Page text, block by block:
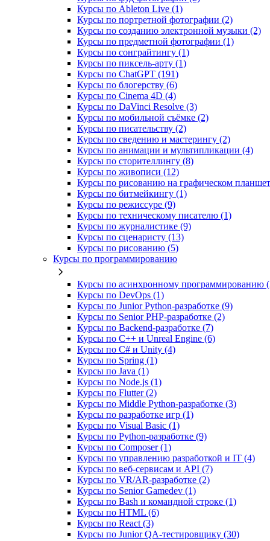
Курсы по Ableton Live (1)
Курсы по портретной фотографии (2)
Курсы по созданию электронной музыки (2)
Курсы по предметной фотографии (1)
Курсы по сонграйтингу (1)
Курсы по пиксель-арту (1)
Курсы по ChatGPT (191)
Курсы по блогерству (6)
Курсы по Cinema 4D (4)
Курсы по DaVinci Resolve (3)
Курсы по мобильной съёмке (2)
Курсы по писательству (2)
Курсы по сведению и мастерингу (2)
Курсы по анимации и мультипликации (4)
Курсы по сторителлингу (8)
Курсы по живописи (12)
Курсы по рисованию на графическом
Курсы по битмейкингу (1)
Курсы по режиссуре (9)
Курсы по техническому писателю (1)
Курсы по журналистике (9)
Курсы по сценаристу (13)
Курсы по рисованию (5)
Курсы по программированию
Курсы по асинхронному программированию
Курсы по DevOps (1)
Курсы по Junior Python-разработке (9)
Курсы по Senior PHP-разработке (2)
Курсы по Backend‑разработке (7)
Курсы по C++ и Unreal Engine (6)
Курсы по C# и Unity (4)
Курсы по Spring (1)
Курсы по Java (1)
Курсы по Node.js (1)
Курсы по Flutter (2)
Курсы по Middle Python-разработке (3)
Курсы по разработке игр (1)
Курсы по Visual Basic (1)
Курсы по Python-разработке (9)
Курсы по Composer (1)
Курсы по управлению разработкой и IT (4)
Курсы по веб‑сервисам и API (7)
Курсы по VR/AR‑разработке (2)
Курсы по Senior Gamedev (1)
Курсы по Bash и командной строке (1)
Курсы по HTML (6)
Курсы по React (3)
Курсы по Junior QA-тестировщику (30)